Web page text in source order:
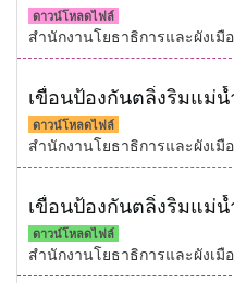
ดาวน์โหลดไฟล์
สำนักงานโยธาธิการและผังเมื
ดาวน์โหลดไฟล์
สำนักงานโยธาธิการและผังเมื
ดาวน์โหลดไฟล์
สำนักงานโยธาธิการและผังเมื